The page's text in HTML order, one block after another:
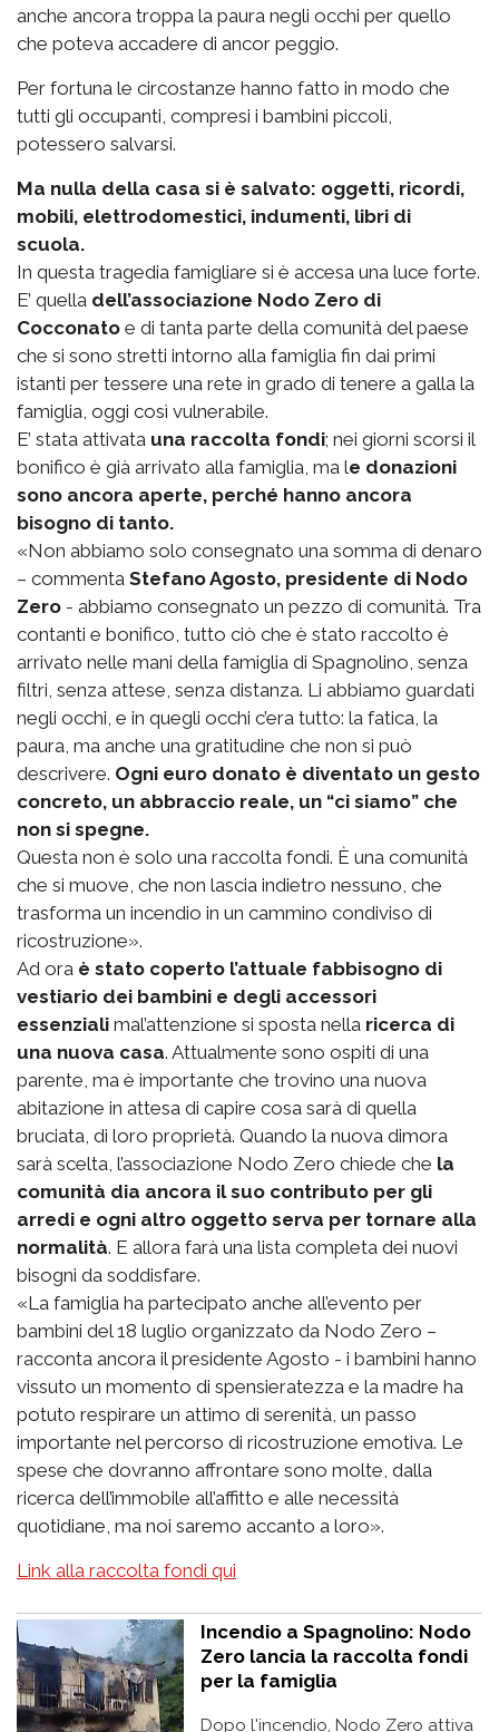
anche ancora troppa la paura negli occhi per quello
che poteva accadere di ancor peggio.
Per fortuna le circostanze hanno fatto in modo che
tutti gli occupanti, compresi i bambini piccoli,
potessero salvarsi.
Ma nulla della casa si è salvato: oggetti, ricordi,
mobili, elettrodomestici, indumenti, libri di
scuola.
In questa tragedia famigliare si è accesa una luce forte.
E’ quella dell’associazione Nodo Zero di
Cocconato e di tanta parte della comunità del paese
che si sono stretti intorno alla famiglia fin dai primi
istanti per tessere una rete in grado di tenere a galla la
famiglia, oggi così vulnerabile.
E’ stata attivata una raccolta fondi; nei giorni scorsi il
bonifico è già arrivato alla famiglia, ma le donazioni
sono ancora aperte, perché hanno ancora
bisogno di tanto.
«Non abbiamo solo consegnato una somma di denaro
– commenta Stefano Agosto, presidente di Nodo
Zero - abbiamo consegnato un pezzo di comunità. Tra
contanti e bonifico, tutto ciò che è stato raccolto è
arrivato nelle mani della famiglia di Spagnolino, senza
filtri, senza attese, senza distanza. Li abbiamo guardati
negli occhi, e in quegli occhi c’era tutto: la fatica, la
paura, ma anche una gratitudine che non si può
descrivere. Ogni euro donato è diventato un gesto
concreto, un abbraccio reale, un “ci siamo” che
non si spegne.
Questa non è solo una raccolta fondi. È una comunità
che si muove, che non lascia indietro nessuno, che
trasforma un incendio in un cammino condiviso di
ricostruzione».
Ad ora è stato coperto l’attuale fabbisogno di
vestiario dei bambini e degli accessori
essenziali mal’attenzione si sposta nella ricerca di
una nuova casa. Attualmente sono ospiti di una
parente, ma è importante che trovino una nuova
abitazione in attesa di capire cosa sarà di quella
bruciata, di loro proprietà. Quando la nuova dimora
sarà scelta, l’associazione Nodo Zero chiede che la
comunità dia ancora il suo contributo per gli
arredi e ogni altro oggetto serva per tornare alla
normalità. E allora farà una lista completa dei nuovi
bisogni da soddisfare.
«La famiglia ha partecipato anche all’evento per
bambini del 18 luglio organizzato da Nodo Zero –
racconta ancora il presidente Agosto - i bambini hanno
vissuto un momento di spensieratezza e la madre ha
potuto respirare un attimo di serenità, un passo
importante nel percorso di ricostruzione emotiva. Le
spese che dovranno affrontare sono molte, dalla
ricerca dell’immobile all’affitto e alle necessità
quotidiane, ma noi saremo accanto a loro».
Link alla raccolta fondi qui
Incendio a Spagnolino: Nodo
Zero lancia la raccolta fondi
per la famiglia
Dopo l'incendio, Nodo Zero attiva